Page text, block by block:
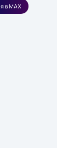
в MAX